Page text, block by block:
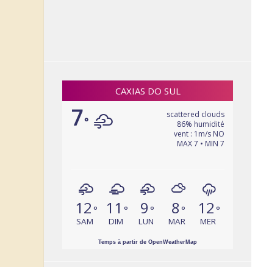
CAXIAS DO SUL
7°
scattered clouds
86% humidité
vent : 1m/s NO
MAX 7 • MIN 7
12 °
SAM
11 °
DIM
9 °
LUN
8 °
MAR
12 °
MER
Temps à partir de OpenWeatherMap